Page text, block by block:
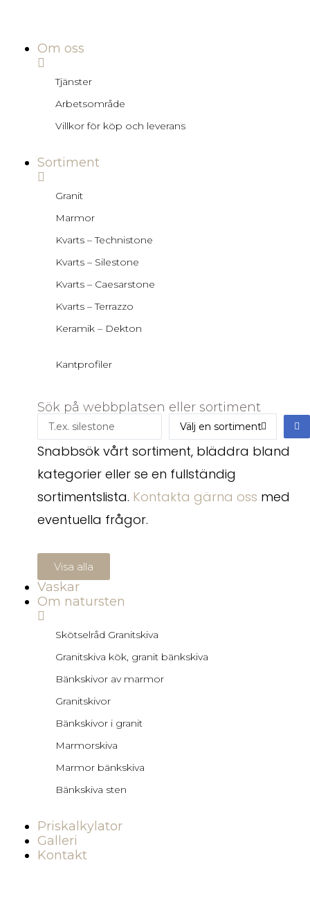
Om oss
Tjänster
Arbetsområde
Villkor för köp och leverans
Sortiment
Granit
Marmor
Kvarts – Technistone
Kvarts – Silestone
Kvarts – Caesarstone
Kvarts – Terrazzo
Keramik – Dekton
Kantprofiler
Sök på webbplatsen eller sortiment
Snabbsök vårt sortiment, bläddra bland
kategorier eller se en fullständig
sortimentslista. Kontakta gärna oss med
eventuella frågor.
Visa alla
Vaskar
Om natursten
Skötselråd Granitskiva
Granitskiva kök, granit bänkskiva
Bänkskivor av marmor
Granitskivor
Bänkskivor i granit
Marmorskiva
Marmor bänkskiva
Bänkskiva sten
Priskalkylator
Galleri
Kontakt